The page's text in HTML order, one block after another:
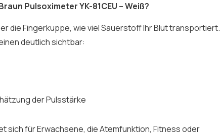
Pulsoximeter YK-81CEU – Weiß?
die Fingerkuppe, wie viel Sauerstoff Ihr Blut transportiert.
deutlich sichtbar:
der Pulsstärke
sich für Erwachsene, die Atemfunktion, Fitness oder